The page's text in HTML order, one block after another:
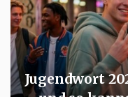
Jugendwort